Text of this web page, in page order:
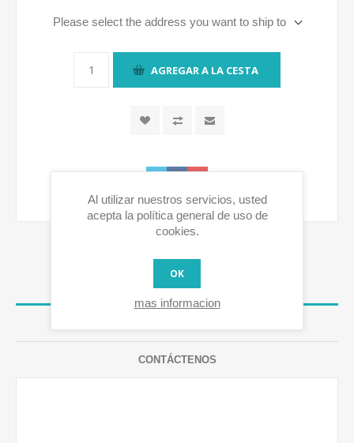
Please select the address you want to ship to
AGREGAR A LA CESTA
OVERVIEW
CONTÁCTENOS
Al utilizar nuestros servicios, usted
acepta la política general de uso de
cookies.
OK
mas informacion